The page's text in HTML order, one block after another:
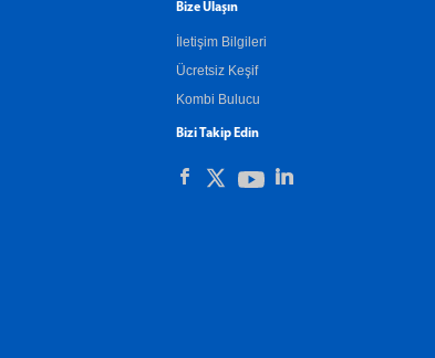
Bize Ulaşın
İletişim Bilgileri
Ücretsiz Keşif
Kombi Bulucu
Bizi Takip Edin